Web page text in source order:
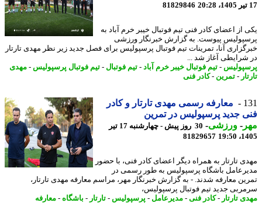
81829846
از اعضای کادر فنی تیم فوتبال خیبر خرم آباد به
پیوست. به گزارش خبرنگار ورزشی
آنا، تمرینات تیم فوتبال پرسپولیس برای فصل جدید زیر نظر مهدی تارتار
آغاز شد ...
-تیم فوتبال خیبر خرم آباد- تیم فوتبال-تیم فوتبال پرسپولیس-مهدی
- تمرین- کادر فنی
معارفه رسمی مهدی تارتار و کادر
جدید پرسپولیس در تمرین
-ورزشی-
30 روز پیش - چهارشنبه 17 تیر
81829657
تارتار به همراه دیگر اعضای کادر فنی، با حضور
باشگاه پرسپولیس به طور رسمی در
معارفه شدند. - به گزارش خبرنگار مهر، مراسم معارفه مهدی تارتار،
جدید تیم فوتبال پرسپولیس،
تارتار- کادر فنی -مدیرعامل-پرسپولیس-تارتار- باشگاه-معارفه